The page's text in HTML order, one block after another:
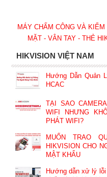
MÁY CHẤM CÔNG VÀ
MẶT - VÂN TAY - THẺ
HIKVISION VIỆT NAM
Hướng Dẫn Quản
HCAC
TẠI SAO
WIFI NHƯNG
PHÁT WIFI?
MUỐN TRAO
HIKVISION CHO
MẬT KHẨU
Hướng dẫn xử lý